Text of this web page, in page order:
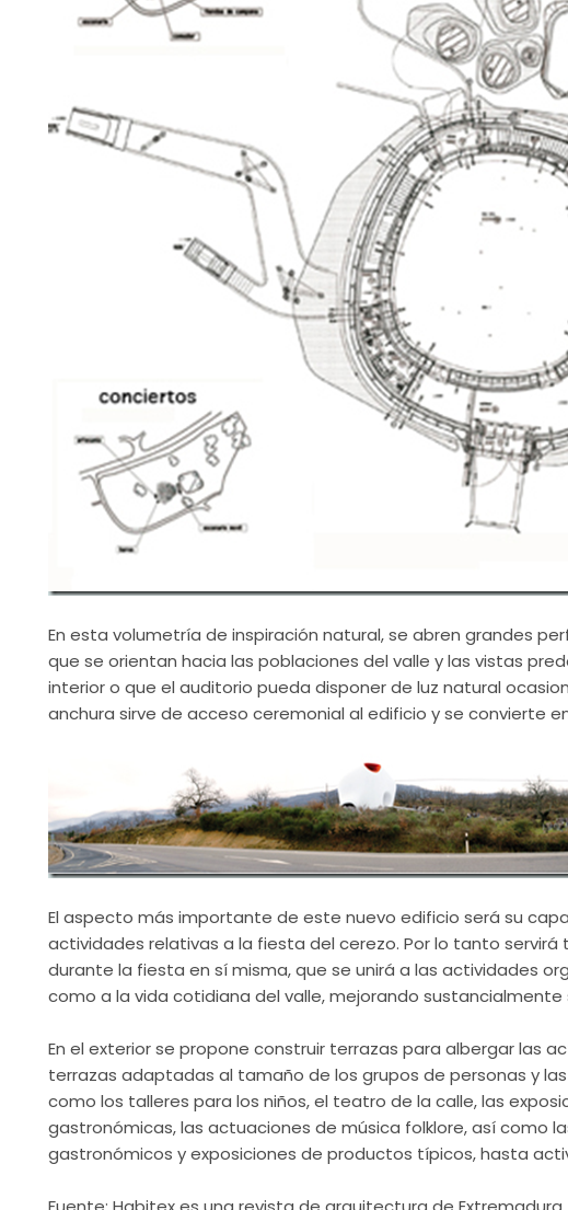
En esta volumetría de inspiración natural, se abren grandes
que se orientan hacia las poblaciones del valle y las vistas
interior o que el auditorio pueda disponer de luz natural
anchura sirve de acceso ceremonial al edificio y se convierte
El aspecto más importante de este nuevo edificio será su
actividades relativas a la fiesta del cerezo. Por lo tanto
durante la fiesta en sí misma, que se unirá a las actividades
como a la vida cotidiana del valle, mejorando
En el exterior se propone construir terrazas para albergar las
terrazas adaptadas al tamaño de los grupos de personas y
como los talleres para los niños, el teatro de la calle, las
gastronómicas, las actuaciones de música folklore, así como
gastronómicos y exposiciones de productos típicos, hasta